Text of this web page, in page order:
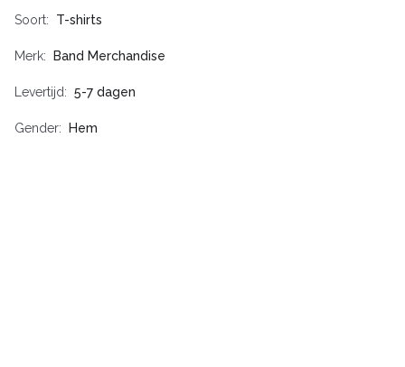
Soort T-shirts
Merk Band Merchandise
Levertijd 5-7 dagen
Gender Hem